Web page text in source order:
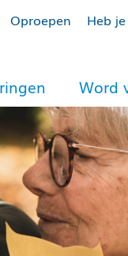
Oproepen Heb
Word